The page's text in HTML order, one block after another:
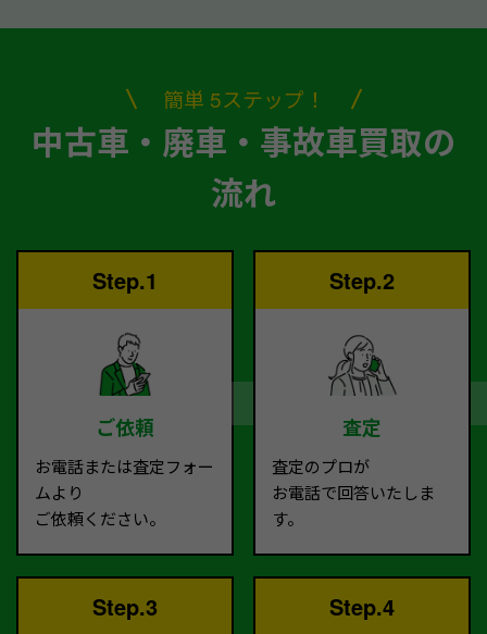
簡単 5ステップ！
中古車・廃車・事故車買取の
流れ
Step.1
ご依頼
お電話または査定フォー
ムより
ご依頼ください。
Step.2
査定
査定のプロが
お電話で回答いたしま
す。
Step.3 Step.4